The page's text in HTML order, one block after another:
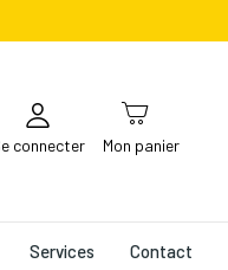
connecter Mon panier
Services Contact